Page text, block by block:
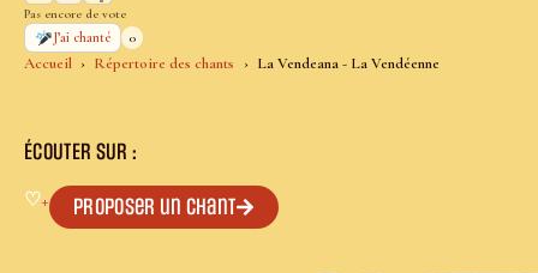
Accueil Répertoire des chants La Vendeana - La Vendéenne
Pas encore de vote
J’ai chanté
0
ÉCOUTER SUR :
♡+ Proposer un chant